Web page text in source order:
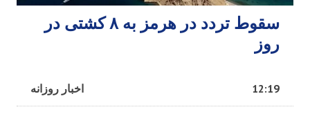
سقوط تردد در هرمز به ۸ کشتی در
روز
اخبار روزانه 12:19